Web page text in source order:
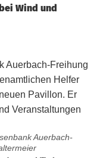
Wind und
Auerbach-